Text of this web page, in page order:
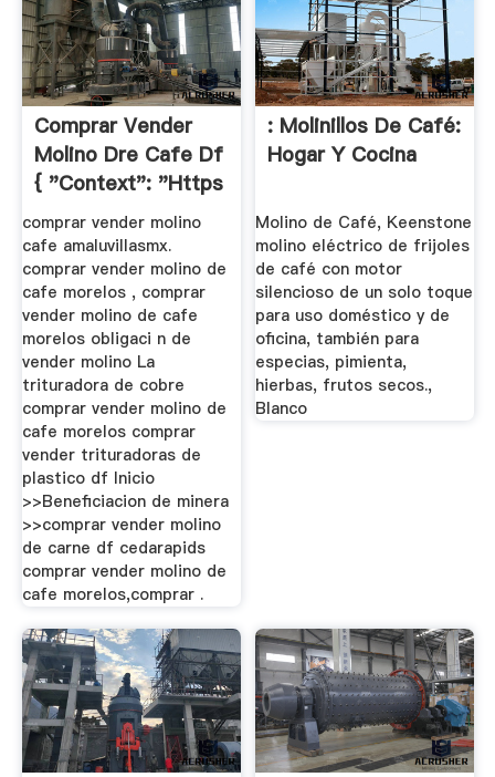
Comprar Vender
Molino Dre Cafe Df
{ "context": "https
...
comprar vender molino
cafe amaluvillasmx.
comprar vender molino de
cafe morelos , comprar
vender molino de cafe
morelos obligaci n de
vender molino La
trituradora de cobre
comprar vender molino de
cafe morelos comprar
vender trituradoras de
plastico df Inicio
>>Beneficiacion de minera
>>comprar vender molino
de carne df cedarapids
comprar vender molino de
cafe morelos,comprar .
: Molinillos De Café:
Hogar Y Cocina
Molino de Café, Keenstone
molino eléctrico de frijoles
de café con motor
silencioso de un solo toque
para uso doméstico y de
oficina, también para
especias, pimienta,
hierbas, frutos secos.,
Blanco